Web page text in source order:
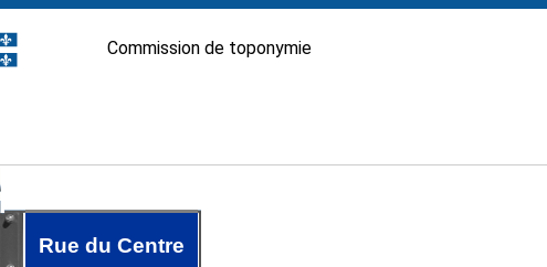
Commission de toponymie
Rue du Centre